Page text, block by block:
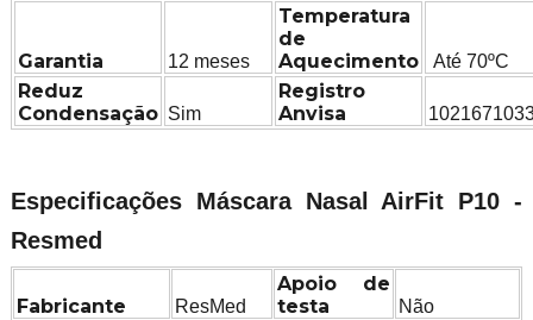
Garantia 12 meses
Temperatura
de
Aquecimento
Até 70ºC
Reduz
Condensação Sim
Registro
Anvisa
Especificações Máscara Nasal AirFit P10 -
Resmed
Fabricante ResMed
Apoio de
testa
Não